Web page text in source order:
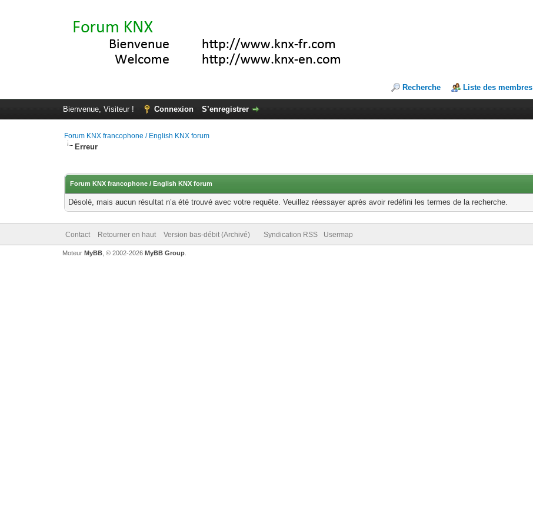
Recherche Liste des membres
Bienvenue, Visiteur ! Connexion S’enregistrer
Forum KNX francophone / English KNX forum
Erreur
Forum KNX francophone / English KNX forum
Désolé, mais aucun résultat n’a été trouvé avec votre requête. Veuillez réessayer après avoir redéfini les termes de la recherche.
Contact Retourner en haut Version bas-débit (Archivé) Syndication RSS Usermap
Moteur MyBB, © 2002-2026 MyBB Group.